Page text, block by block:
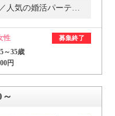
性 募集終了
～35歳
円